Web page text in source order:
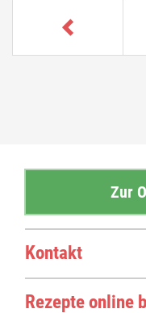
Zur
Kontakt
Rezepte online